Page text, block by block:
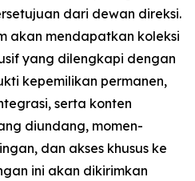
dari dewan direksi.
akan mendapatkan koleksi
yang dilengkapi dengan
kepemilikan permanen,
serta konten
diundang, momen-
dan akses khusus ke
ini akan dikirimkan